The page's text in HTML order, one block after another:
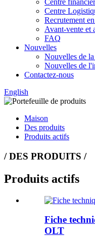
Centre financier
Centre
Recrutement
Avant-vente et
FAQ
Nouvelles
Nouvelles de
Nouvelles de
Contactez-nous
English
Maison
Des produits
Produits actifs
/ DES PRODUITS /
Produits actifs
Fiche
OLT